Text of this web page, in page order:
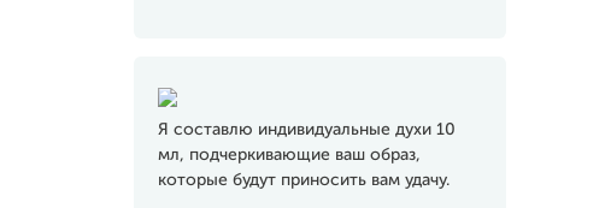
Я составлю индивидуальные духи 10
мл, подчеркивающие ваш образ,
которые будут приносить вам удачу.